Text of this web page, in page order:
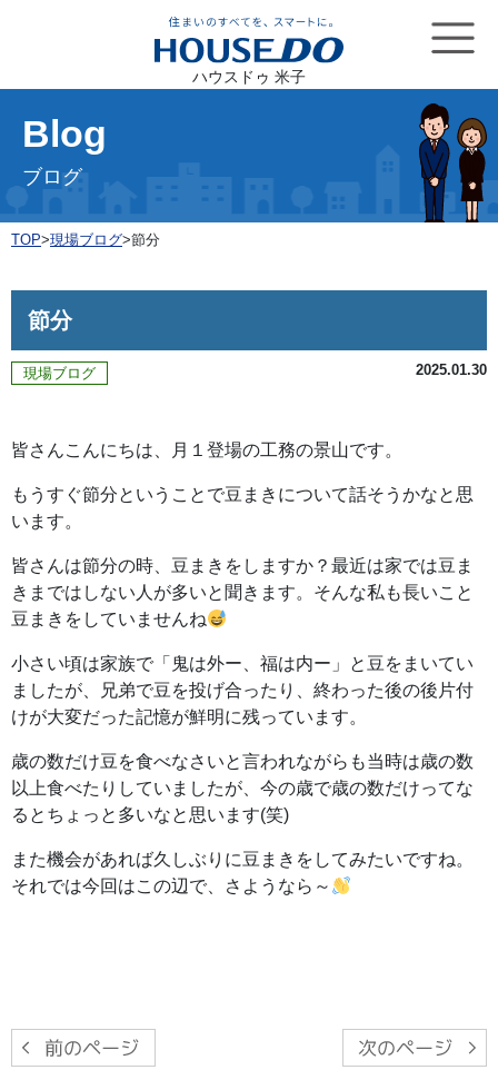
ハウスドゥ 米子
Blog
ブログ
TOP>現場ブログ>節分
節分
現場ブログ 2025.01.30
皆さんこんにちは、月１登場の工務の景山です。
もうすぐ節分ということで豆まきについて話そうかなと思
います。
皆さんは節分の時、豆まきをしますか？最近は家では豆ま
きまではしない人が多いと聞きます。そんな私も長いこと
豆まきをしていませんね
小さい頃は家族で「鬼は外ー、福は内ー」と豆をまいてい
ましたが、兄弟で豆を投げ合ったり、終わった後の後片付
けが大変だった記憶が鮮明に残っています。
歳の数だけ豆を食べなさいと言われながらも当時は歳の数
以上食べたりしていましたが、今の歳で歳の数だけってな
るとちょっと多いなと思います(笑)
また機会があれば久しぶりに豆まきをしてみたいですね。
それでは今回はこの辺で、さようなら～